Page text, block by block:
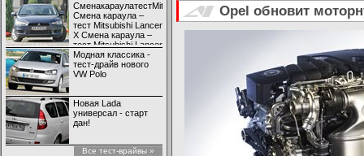
СменакараулатестMitsubishiLancerX
Смена караула –
тест Mitsubishi Lancer
X Смена караула –
тест Mitsubishi Lancer
X
Модная классика -
тест-драйв нового
VW Polo
Новая Lada
универсал - старт
дан!
Все тест-врайвы »
Opel обновит